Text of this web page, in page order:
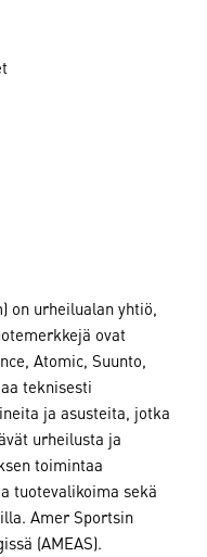
on urheilualan yhtiö,
ovat
Atomic, Suunto,
teknisesti
ja asusteita, jotka
urheilusta ja
toimintaa
tuotevalikoima sekä
Amer Sportsin
(AMEAS).